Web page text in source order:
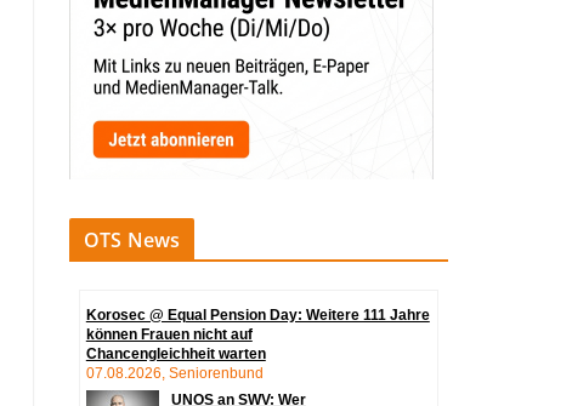
OTS News